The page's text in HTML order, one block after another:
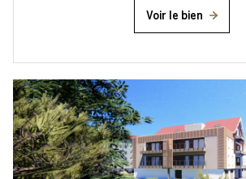
Voir le bien